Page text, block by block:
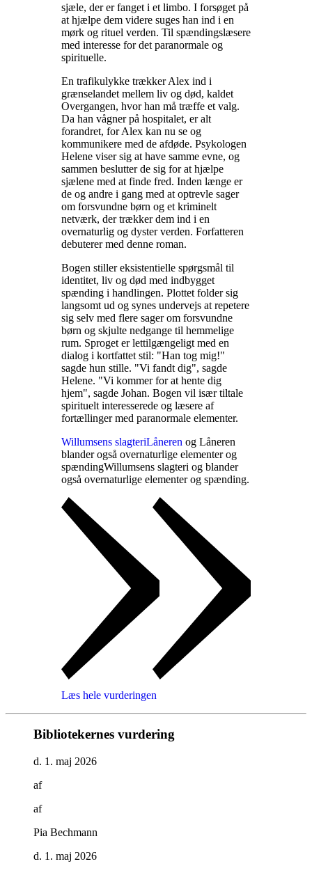
sjæle, der er fanget i et limbo. I forsøget på
at hjælpe dem videre suges han ind i en
mørk og rituel verden. Til spændingslæsere
med interesse for det paranormale og
spirituelle.
En trafikulykke trækker Alex ind i
grænselandet mellem liv og død, kaldet
Overgangen, hvor han må træffe et valg.
Da han vågner på hospitalet, er alt
forandret, for Alex kan nu se og
kommunikere med de afdøde. Psykologen
Helene viser sig at have samme evne, og
sammen beslutter de sig for at hjælpe
sjælene med at finde fred. Inden længe er
de og andre i gang med at optrevle sager
om forsvundne børn og et kriminelt
netværk, der trækker dem ind i en
overnaturlig og dyster verden. Forfatteren
debuterer med denne roman.
Bogen stiller eksistentielle spørgsmål til
identitet, liv og død med indbygget
spænding i handlingen. Plottet folder sig
langsomt ud og synes undervejs at repetere
sig selv med flere sager om forsvundne
børn og skjulte nedgange til hemmelige
rum. Sproget er lettilgængeligt med en
dialog i kortfattet stil: "Han tog mig!"
sagde hun stille. "Vi fandt dig", sagde
Helene. "Vi kommer for at hente dig
hjem", sagde Johan. Bogen vil især tiltale
spirituelt interesserede og læsere af
fortællinger med paranormale elementer.
Willumsens slagteriLåneren og Låneren
blander også overnaturlige elementer og
spændingWillumsens slagteri og blander
også overnaturlige elementer og spænding.
Læs hele vurderingen
Bibliotekernes vurdering
d. 1. maj 2026
af
af
Pia Bechmann
d. 1. maj 2026